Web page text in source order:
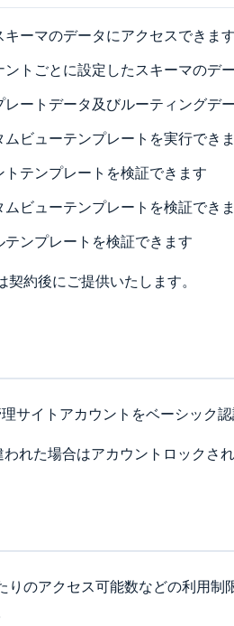
キーマのデータにアクセスできます
ントごとに設定したスキーマのデ
レートデータ及びルーティングデ
ムビューテンプレートを実行でき
トテンプレートを検証できます
ムビューテンプレートを検証でき
テンプレートを検証できます
約後にご提供いたします。
サイトアカウントをベーシック認
れた場合はアカウントロックされ
りのアクセス可能数などの利用